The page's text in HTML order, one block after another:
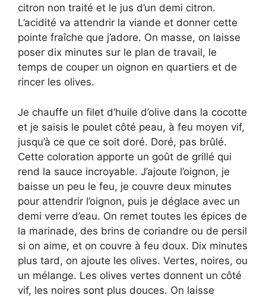
citron non traité et le jus d’un demi citron.
L’acidité va attendrir la viande et donner cette
pointe fraîche que j’adore. On masse, on laisse
poser dix minutes sur le plan de travail, le
temps de couper un oignon en quartiers et de
rincer les olives.
Je chauffe un filet d’huile d’olive dans la cocotte
et je saisis le poulet côté peau, à feu moyen vif,
jusqu’à ce que ce soit doré. Doré, pas brûlé.
Cette coloration apporte un goût de grillé qui
rend la sauce incroyable. J’ajoute l’oignon, je
baisse un peu le feu, je couvre deux minutes
pour attendrir l’oignon, puis je déglace avec un
demi verre d’eau. On remet toutes les épices de
la marinade, des brins de coriandre ou de persil
si on aime, et on couvre à feu doux. Dix minutes
plus tard, on ajoute les olives. Vertes, noires, ou
un mélange. Les olives vertes donnent un côté
vif, les noires sont plus douces. On laisse